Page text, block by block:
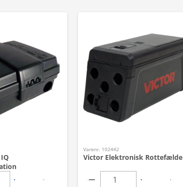
Varenr. 102442
Victor Elektronisk Rottefælde